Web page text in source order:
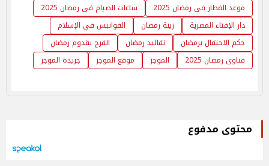
موعد الفطار في رمضان 2025
ساعات الصيام في رمضان 2025
دار الإفتاء المصرية
زينة رمضان
الفوانيس في الإسلام
حكم الاحتفال برمضان
تقاليد رمضان
الفرح بقدوم رمضان
فتاوى رمضان 2025
الموجز موقع الموجز جريدة الموجز
محتوى مدفوع